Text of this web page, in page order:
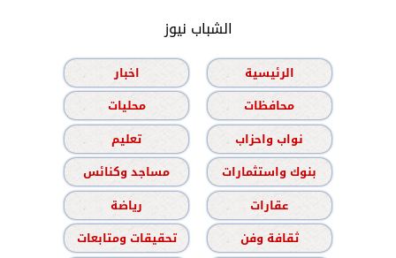
الشباب نيوز
الرئيسية
اخبار
محافظات
محليات
نواب واحزاب
تعليم
بنوك واستثمارات
مساجد وكنائس
عقارات
رياضة
ثقافة وفن
تحقيقات ومتابعات